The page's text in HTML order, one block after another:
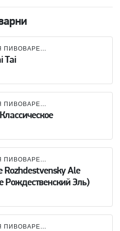
МОСКОВСКАЯ ПИВОВАРЕННАЯ КОМПАНИЯ (МПК)
Tai
МОСКОВСКАЯ ПИВОВАРЕННАЯ КОМПАНИЯ (МПК)
МОСКОВСКАЯ ПИВОВАРЕННАЯ КОМПАНИЯ (МПК)
Rozhdestvensky Ale
Рождественский Эль)
МОСКОВСКАЯ ПИВОВАРЕННАЯ КОМПАНИЯ (МПК)